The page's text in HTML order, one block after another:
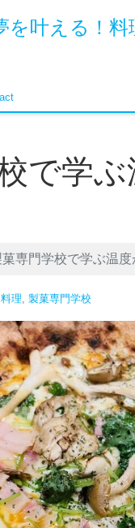
を叶える！
で学
菓専門学校で学ぶ温
料理 製菓専門学校